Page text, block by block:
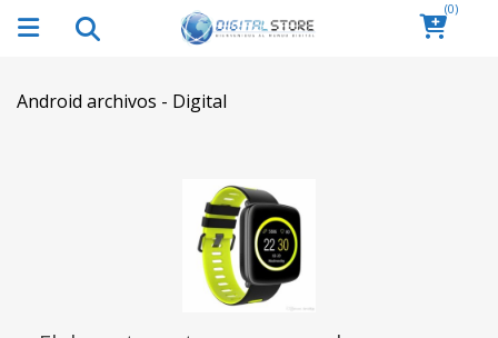
(0)
Android archivos - Digital